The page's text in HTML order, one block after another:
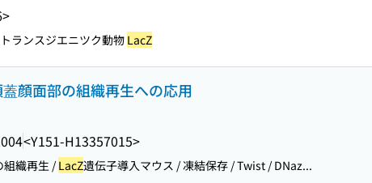
ランスジエニツク動物 LacZ
顔面部の組織再生への応用
<Y151-H13357015>
組織再生 /LacZ遺伝子導入マウス / 凍結保存 / Twist / DNaz...